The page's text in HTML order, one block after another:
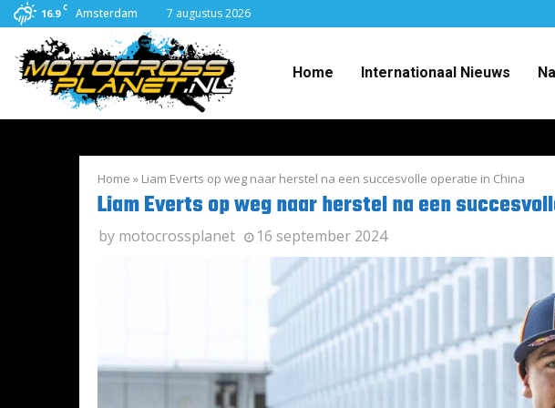
16.9 C Amsterdam 7 augustus 2026
Home Internationaal Nieuws
Home » Liam Everts op weg naar herstel na een succesvolle operatie in China
Liam Everts op weg naar herstel na een
by motocrossplanet 16 september 2024